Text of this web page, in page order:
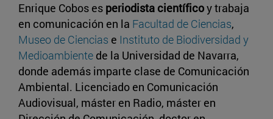
Enrique Cobos es periodista científicoy trabaja
en comunicación en la Facultad de Ciencias,
Museo de Ciencias e Instituto de Biodiversidad y
Medioambiente de la Universidad de Navarra,
donde además imparte clase de Comunicación
Ambiental. Licenciado en Comunicación
Audiovisual, máster en Radio, máster en